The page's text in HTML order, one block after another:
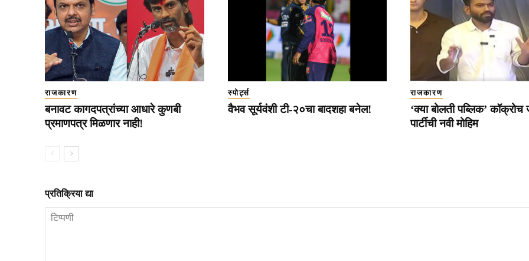
राजकारण
बनावट कागदपत्रांच्या आधारे कुणबी
प्रमाणपत्र मिळणार नाही!
स्पोर्ट्स
वैभव सूर्यवंशी टी-२०चा बादशहा बनेल!
राजकारण
‘क्या बोलती पब्लिक’ कॉक्रोच
पार्टीची नवी मोहिम
प्रतिक्रिया द्या